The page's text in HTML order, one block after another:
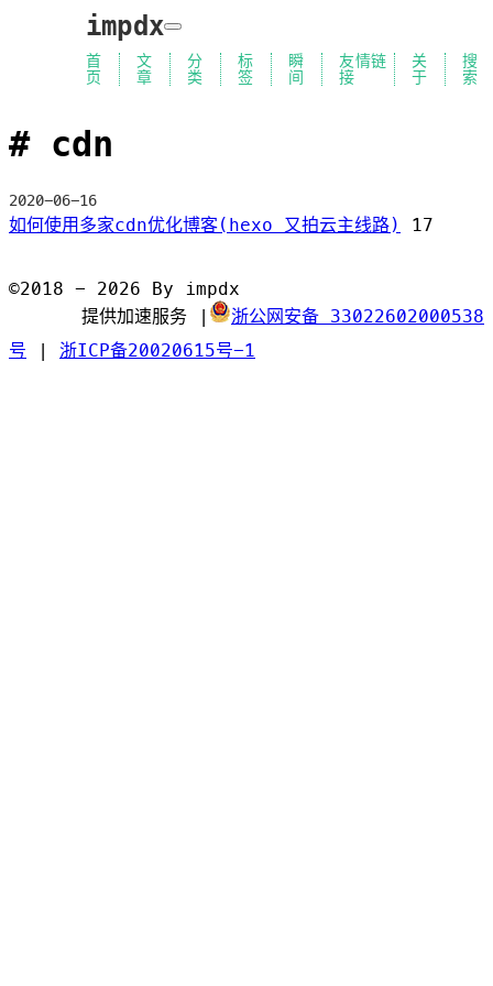
impdx
首
页
文
章
分
类
标
签
瞬
间
友情链
接
关
于
搜
索
cdn
2020-06-16
如何使用多家cdn优化博客(hexo 又拍云主线路) 17
©2018 - 2026 By impdx
提供加速服务 |
浙公网安备 33022602000538
号 | 浙ICP备20020615号-1